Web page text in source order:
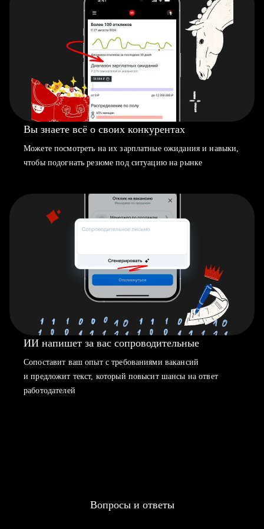
Вы знаете всё о своих конкурентах
Можете посмотреть на их зарплатные ожидания и навыки,
чтобы подогнать резюме под ситуацию на рынке
ИИ напишет за вас сопроводительные
Сопоставит ваш опыт с требованиями вакансий
и предложит текст, который повысит шансы на ответ
работодателей
Вопросы и ответы